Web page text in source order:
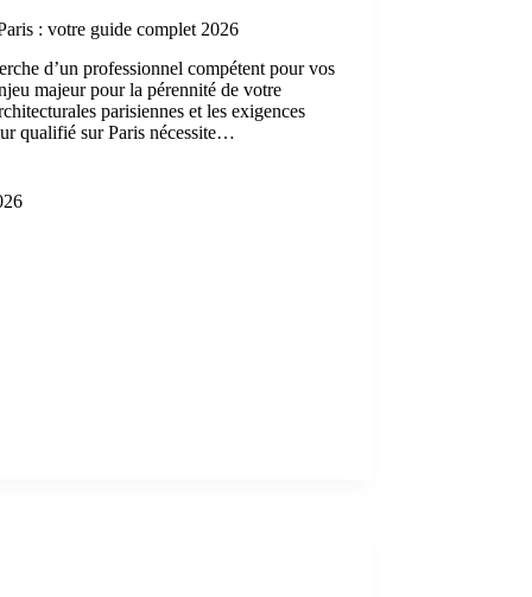
: votre guide complet 2026
d’un professionnel compétent pour vos
majeur pour la pérennité de votre
parisiennes et les exigences
qualifié sur Paris nécessite…